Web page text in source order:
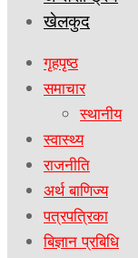
खेलकुद
गृहपृष्ठ
समाचार
स्थानीय
स्वास्थ्य
राजनीति
अर्थ बाणिज्य
पत्रपत्रिका
बिज्ञान प्रबिधि